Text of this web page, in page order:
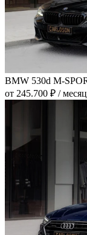
BMW 530d M-
от 245.700 ₽ / месяц